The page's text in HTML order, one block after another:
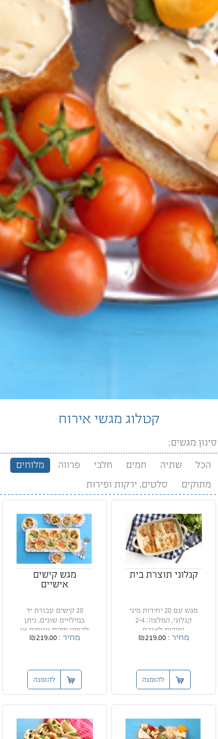
קטלוג מגשי אירוח
סינון מגשים:
הכל שתיה חמים חלבי פרווה מלוחים
מתוקים סלטים, ירקות ופירות
קנלוני תוצרת בית
מגש עם 20 יחידות מיני
קנלוני, המלצה: 2-4
יחידות לאורח
מחיר :₪219.00
להזמנה
מגש קישים
אישיים
20 קישים עבודת יד
במילויים שונים, ניתן
להזמין מיקס טעמים או
מגשי...מחיר :₪219.00
להזמנה